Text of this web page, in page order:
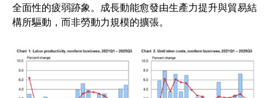
全面性的疲弱跡象。成長動能愈發由生產力提升與貿易結
構所驅動，而非勞動力規模的擴張。